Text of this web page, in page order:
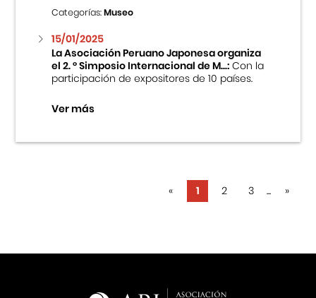
Categorías:Museo
15/01/2025
La Asociación Peruano Japonesa organiza
el 2. ° Simposio Internacional de M...:Con la
participación de expositores de 10 países.
Ver más
« 1 2 3 ... »